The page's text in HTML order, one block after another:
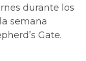
durante los
semana
Gate.